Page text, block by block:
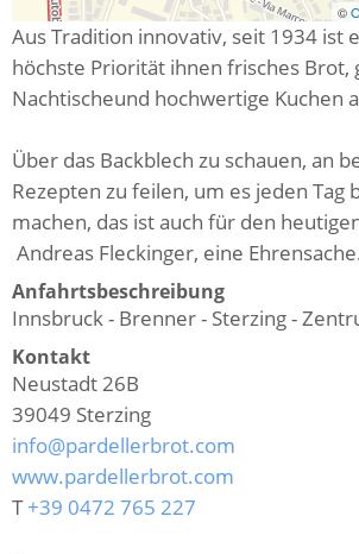
©
Aus Tradition innovativ, seit 1934 ist
höchste Priorität ihnen frisches Brot,
Nachtischeund hochwertige Kuchen
Über das Backblech zu schauen, an
Rezepten zu feilen, um es jeden Tag
machen, das ist auch für den
Andreas Fleckinger, eine
Anfahrtsbeschreibung
Innsbruck - Brenner - Sterzing -
Kontakt
Neustadt 26B
39049 Sterzing
info@pardellerbrot.com
www.pardellerbrot.com
T+39 0472 765 227